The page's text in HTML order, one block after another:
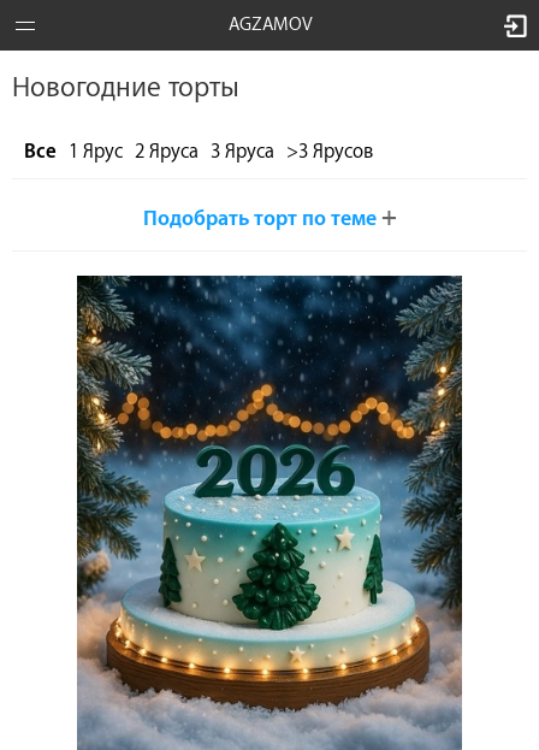
AGZAMOV
Новогодние торты
Все 1 Ярус 2 Яруса 3 Яруса >3 Ярусов
Подобрать торт по теме +